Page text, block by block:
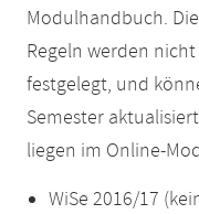
Modulhandbuch.
Regeln werden
festgelegt, und
Semester
liegen im Online-
WiSe 2016/17